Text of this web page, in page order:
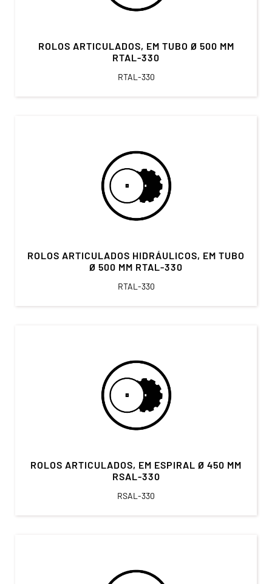
ROLOS ARTICULADOS, EM TUBO Ø 500 MM
RTAL-330
RTAL-330
ROLOS ARTICULADOS HIDRÁULICOS, EM TUBO
Ø 500 MM RTAL-330
RTAL-330
ROLOS ARTICULADOS, EM ESPIRAL Ø 450 MM
RSAL-330
RSAL-330